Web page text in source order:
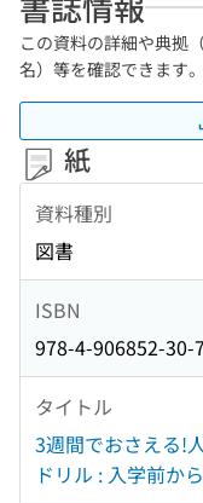
この資料の詳細や典拠
名）等を確認できます。
紙
資料種別
図書
ISBN
978-4-906852-30-7
タイトル
3週間でおさえる!
ドリル : 入学前か